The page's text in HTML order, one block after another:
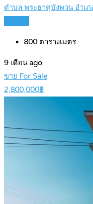
ตำบล พระธาตุบังพวน อำเ
800 ตารางเมตร
9 เดือน ago
ขาย For Sale
2,800,000฿